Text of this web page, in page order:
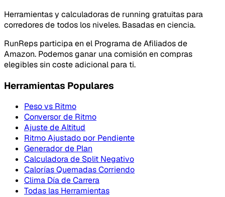
Herramientas y calculadoras de running gratuitas para
corredores de todos los niveles. Basadas en ciencia.
RunReps participa en el Programa de Afiliados de
Amazon. Podemos ganar una comisión en compras
elegibles sin coste adicional para ti.
Herramientas Populares
Peso vs Ritmo
Conversor de Ritmo
Ajuste de Altitud
Ritmo Ajustado por Pendiente
Generador de Plan
Calculadora de Split Negativo
Calorías Quemadas Corriendo
Clima Día de Carrera
Todas las Herramientas